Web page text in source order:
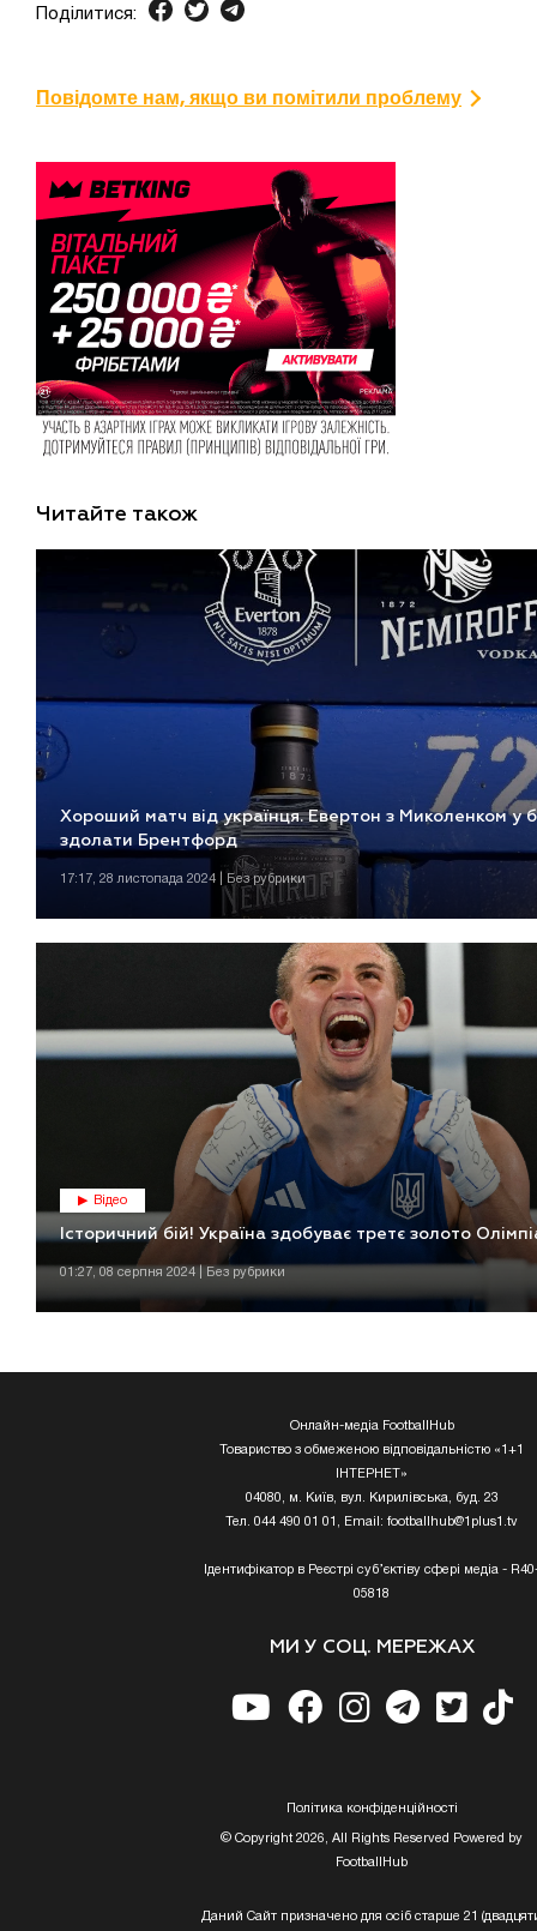
Поділитися:
Повідомте нам, якщо ви помітили проблему
Читайте також
Хороший матч від українця. Евертон з Миколенком у
здолати Брентфорд
17:17, 28 листопада 2024 | Без рубрики
Відео
Історичний бій! Україна здобуває третє золото
01:27, 08 серпня 2024 | Без рубрики
Онлайн-медіа FootballHub
Товариство з обмеженою відповідальністю «1+1
ІНТЕРНЕТ»
04080, м. Київ, вул. Кирилівська, буд. 23
Тел. 044 490 01 01, Email: footballhub@1plus1.tv
Ідентифікатор в Реєстрі суб’єктіву сфері медіа -
05818
МИ У СОЦ. МЕРЕЖАХ
Полiтика конфiденцiйностi
© Copyright 2026, All Rights Reserved Powered by
FootballHub
Даний Сайт призначено для осіб старше 21